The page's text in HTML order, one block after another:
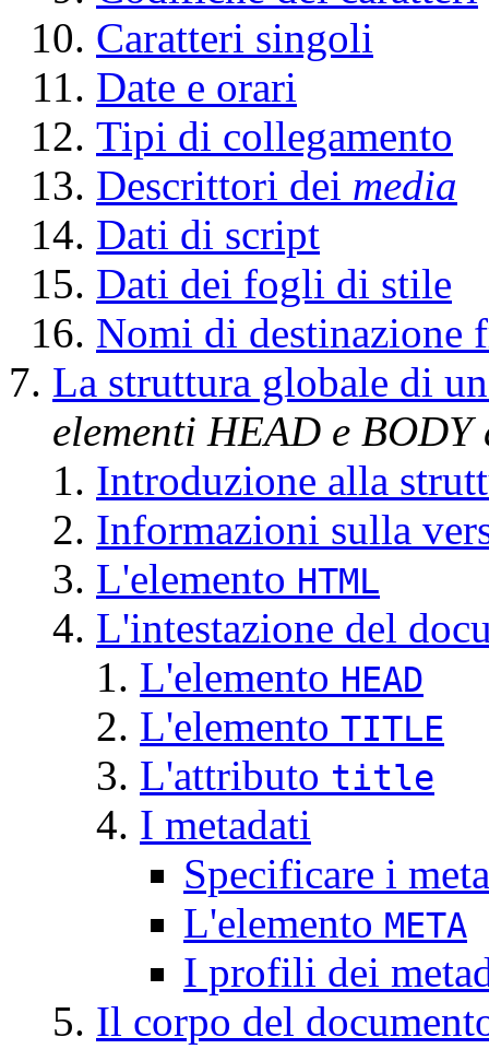
Caratteri singoli
Date e orari
Tipi di collegamento
Descrittori dei media
Dati di script
Dati dei fogli di stile
Nomi di destinazione
La struttura globale di
elementi HEAD e BODY
Introduzione alla
Informazioni sulla
L'elemento HTML
L'intestazione del
L'elemento HEAD
L'elemento TITLE
L'attributo title
I metadati
Specificare i
L'elemento META
I profili dei
Il corpo del